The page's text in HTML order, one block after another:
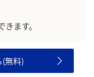
ます。
無料)